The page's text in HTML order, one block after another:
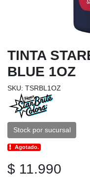
TINTA
BLUE 1OZ
SKU: TSRBL1OZ
Stock por sucursal
Agotado.
$ 11.990